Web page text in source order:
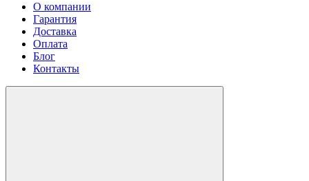
О компании
Гарантия
Доставка
Оплата
Блог
Контакты